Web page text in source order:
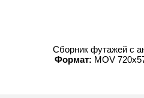
Сборник футажей с
Формат: MOV